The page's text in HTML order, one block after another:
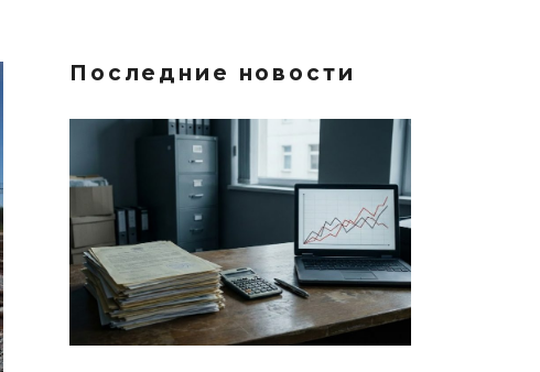
Последние новости